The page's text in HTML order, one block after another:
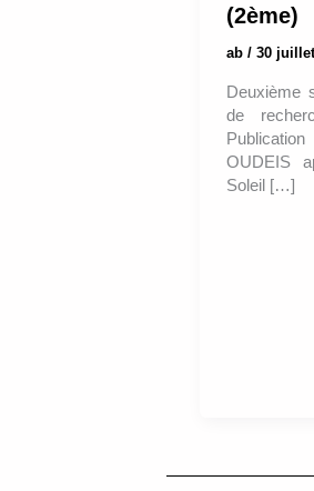
(2ème)
ab / 30
Deuxième
de
OUDEIS
Soleil […]